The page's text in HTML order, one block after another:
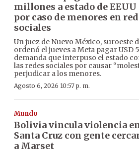
millones a estado de EEUU
por caso de menores en
sociales
Un juez de Nuevo México, suroeste
ordenó el jueves a Meta pagar USD
demanda que interpuso el estado
las redes sociales por causar
perjudicar a los menores.
Agosto 6, 2026 10:57 p. m.
Mundo
Bolivia vincula violencia
Santa Cruz con gente
a Marset